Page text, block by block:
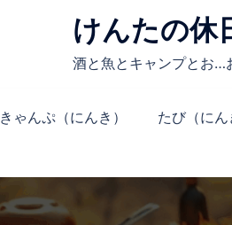
けんたの休
酒と魚とキャンプとお…
きゃんぷ（にんき） たび（にん